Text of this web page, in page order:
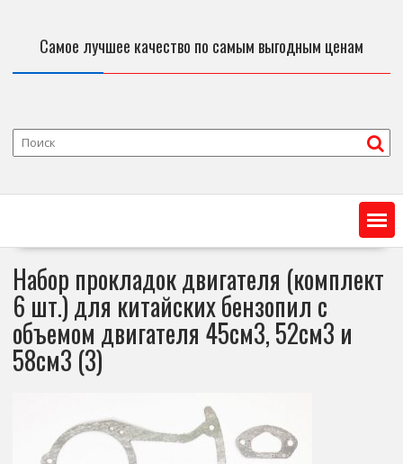
Самое лучшее качество по самым выгодным ценам
Набор прокладок двигателя (комплект
6 шт.) для китайских бензопил с
объемом двигателя 45см3, 52см3 и
58см3 (3)